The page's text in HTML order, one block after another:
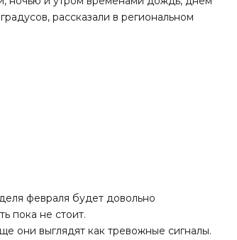
рассказали в региональном
февраля будет довольно
пока не стоит.
они выглядят как тревожные сигналы.